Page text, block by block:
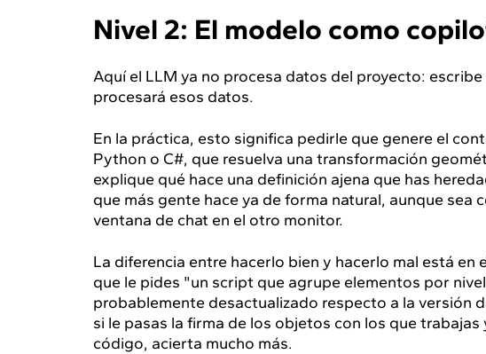
Nivel 2: El modelo como
Aquí el LLM ya no procesa datos del proyecto:
procesará esos datos.
En la práctica, esto significa pedirle que genere el
Python o C#, que resuelva una transformación
explique qué hace una definición ajena que has
que más gente hace ya de forma natural, aunque sea
ventana de chat en el otro monitor.
La diferencia entre hacerlo bien y hacerlo mal está en
que le pides "un script que agrupe elementos por
probablemente desactualizado respecto a la versión
si le pasas la firma de los objetos con los que
código, acierta mucho más.